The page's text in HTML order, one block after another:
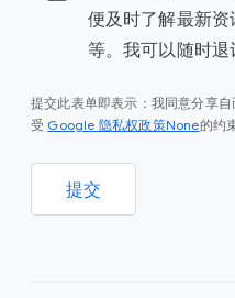
便及时了解最新
等。我可以随时退
提交此表单即表示：我同意分享
受 Google 隐私权政策None的约
提交